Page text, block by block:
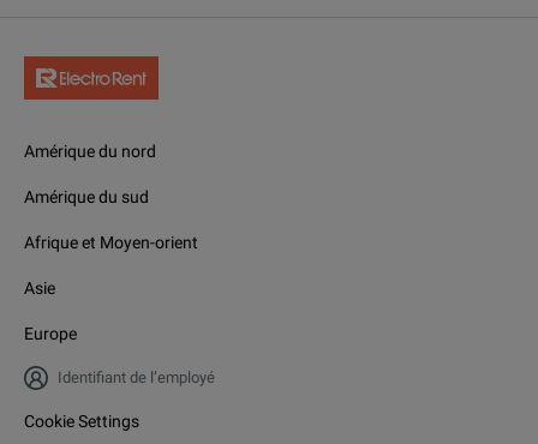
Amérique du nord
Amérique du sud
Afrique et Moyen-orient
Asie
Europe
Identifiant de l’employé
Cookie Settings